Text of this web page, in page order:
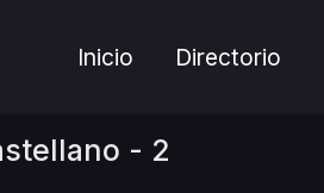
Inicio Directorio
- 2